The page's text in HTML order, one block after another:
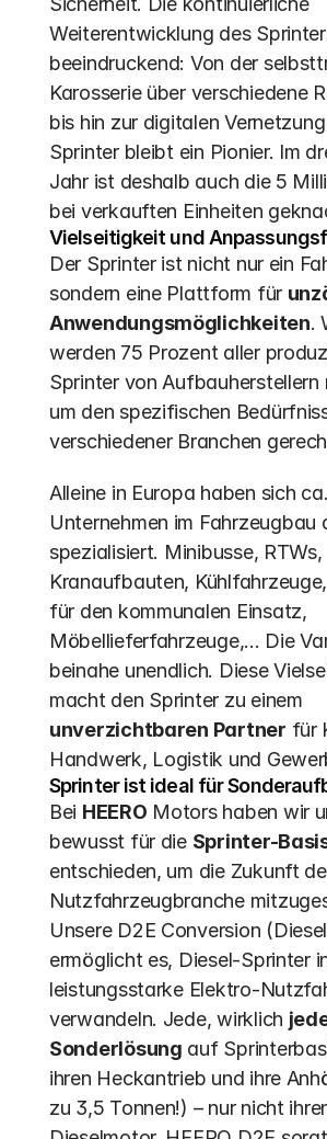
Weiterentwicklung des
beeindruckend: Von der
Karosserie über verschiedene
bis hin zur digitalen
Sprinter bleibt ein Pionier. Im
Jahr ist deshalb auch die 5
bei verkauften Einheiten
Vielseitigkeit und
Der Sprinter ist nicht nur ein
sondern eine Plattform für
Anwendungsmöglichkeiten.
werden 75 Prozent aller
Sprinter von
um den spezifischen
verschiedener Branchen
Alleine in Europa haben sich
Unternehmen im Fahrzeugbau
spezialisiert. Minibusse, RTWs,
Kranaufbauten,
für den kommunalen Einsatz,
Möbellieferfahrzeuge,... Die
beinahe unendlich. Diese
unverzichtbaren Partner für
Handwerk, Logistik und
Sprinter ist ideal für
Bei HEERO Motors haben wir
bewusst für die Sprinter-
entschieden, um die Zukunft
Nutzfahrzeugbranche
Unsere D2E Conversion
ermöglicht es, Diesel-Sprinter
leistungsstarke Elektro-
verwandeln. Jede, wirklich
Sonderlösung auf
ihren Heckantrieb und ihre
zu 3,5 Tonnen!) – nur nicht